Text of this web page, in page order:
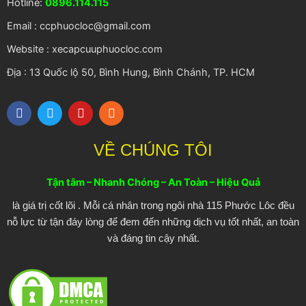
Hotline: 0896.114.115
Email : ccphuocloc@gmail.com
Website : xecapcuuphuocloc.com
Địa : 13 Quốc lộ 50, Bình Hung, Bình Chánh, TP. HCM
F
a
T
w
r
Y
o
e
R
s
VỀ CHÚNG TÔI
Tận tâm – Nhanh Chóng – An Toàn – Hiệu Quả
là giá trị cốt lõi . Mỗi cá nhân trong ngôi nhà 115 Phước Lôc đều
nỗ lực từ tận đáy lòng để đem đến những dịch vụ tốt nhất, an toàn
và đáng tin cậy nhất.